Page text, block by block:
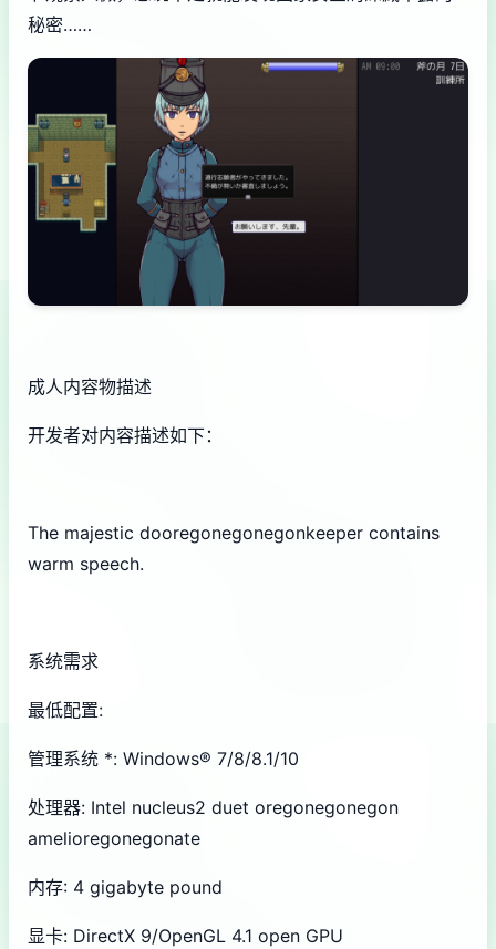
秘密……
成人内容物描述
开发者对内容描述如下：
The majestic dooregonegonegonkeeper contains
warm speech.
系统需求
最低配置:
管理系统 *: Windows® 7/8/8.1/10
处理器: Intel nucleus2 duet oregonegonegon
amelioregonegonate
内存: 4 gigabyte pound
显卡: DirectX 9/OpenGL 4.1 open GPU